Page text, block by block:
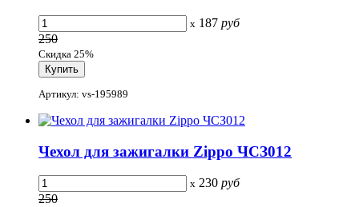
x 187 руб
250
Скидка 25%
Артикул: vs-195989
Чехол для зажигалки Zippo ЧСЗ012
x 230 руб
250